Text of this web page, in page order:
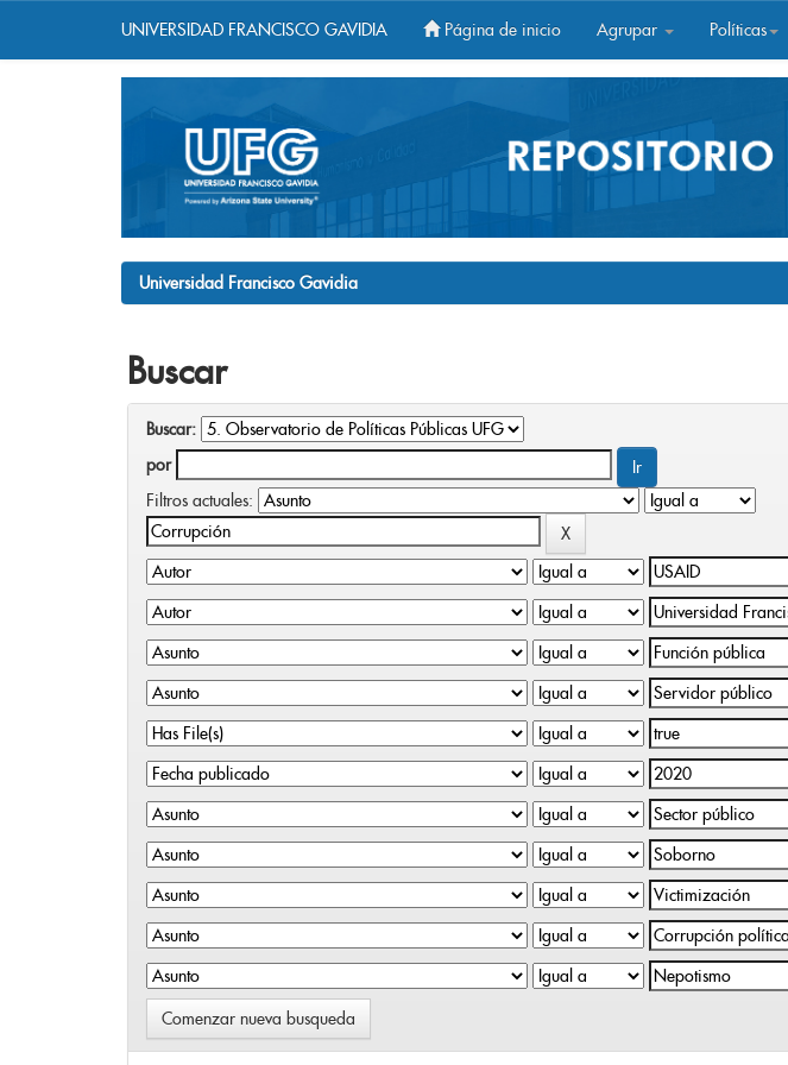
UNIVERSIDAD FRANCISCO GAVIDIA Página de inicio Agrupar Políticas
Universidad Francisco Gavidia
Buscar
Buscar:
por
Filtros actuales:
Comenzar nueva busqueda